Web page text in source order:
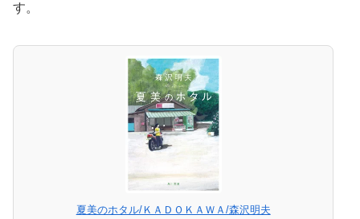
す。
夏美のホタル/ＫＡＤＯＫＡＷＡ/森沢明夫